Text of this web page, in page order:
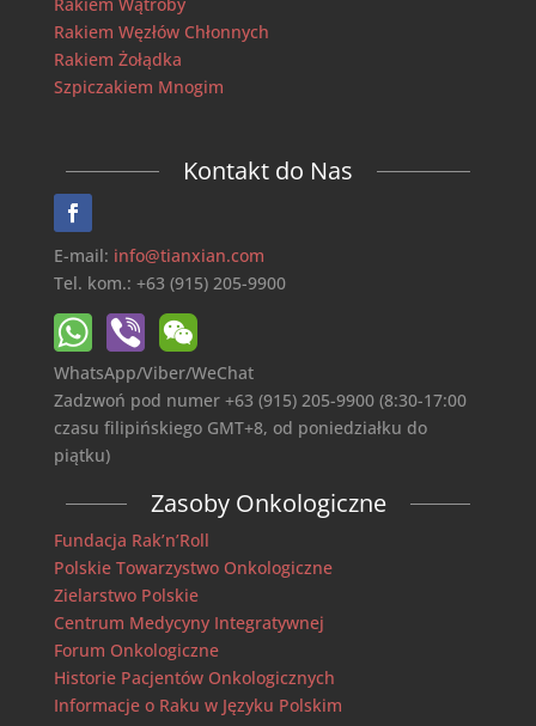
Rakiem Węzłów Chłonnych
Rakiem Żołądka
Szpiczakiem Mnogim
Kontakt do Nas
E-mail: info@tianxian.com
Tel. kom.: +63 (915) 205-9900
WhatsApp/Viber/WeChat
Zadzwoń pod numer +63 (915) 205-9900 (8:30-17:00
czasu filipińskiego GMT+8, od poniedziałku do
piątku)
Zasoby Onkologiczne
Fundacja Rak’n’Roll
Polskie Towarzystwo Onkologiczne
Zielarstwo Polskie
Centrum Medycyny Integratywnej
Forum Onkologiczne
Historie Pacjentów Onkologicznych
Informacje o Raku w Języku Polskim